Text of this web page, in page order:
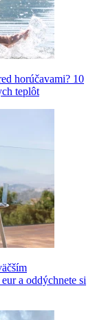
horúčavami? 10
teplôt
a oddýchnete si